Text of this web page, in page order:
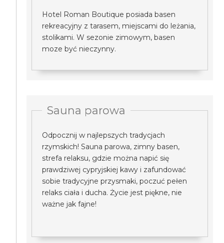
Hotel Roman Boutique posiada basen
rekreacyjny z tarasem, miejscami do leżania,
stolikami. W sezonie zimowym, basen
moze być nieczynny.
Sauna parowa
Odpocznij w najlepszych tradycjach
rzymskich! Sauna parowa, zimny basen,
strefa relaksu, gdzie można napić się
prawdziwej cypryjskiej kawy i zafundować
sobie tradycyjne przysmaki, poczuć pełen
relaks ciała i ducha. Życie jest piękne, nie
ważne jak fajne!